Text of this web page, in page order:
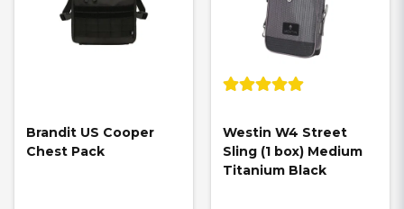
Brandit US Cooper
Chest Pack
Westin W4 Street
Sling (1 box) Medium
Titanium Black